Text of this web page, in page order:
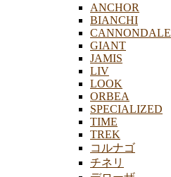
ANCHOR
BIANCHI
CANNONDALE
GIANT
JAMIS
LIV
LOOK
ORBEA
SPECIALIZED
TIME
TREK
コルナゴ
チネリ